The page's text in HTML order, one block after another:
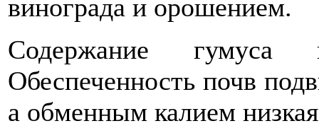
винограда и орошением.
Содержание
Обеспеченность почв
а обменным калием